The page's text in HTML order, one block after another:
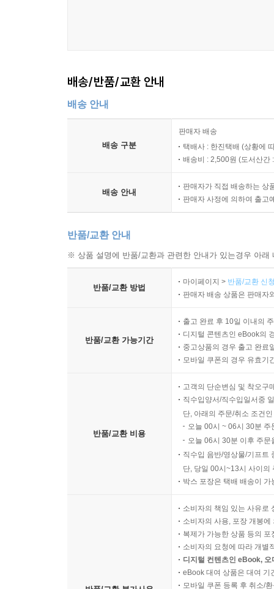
배송/반품/교환 안내
배송 안내
배송 구분
판매자 배송
택배사 : 한진택배 (상황에
배송비 : 2,500원 (도서산간
배송 안내
판매자가 직접 배송하는 상
판매자 사정에 의하여 출고
반품/교환 안내
※ 상품 설명에 반품/교환과 관련한 안내가 있는경우 아
반품/교환 방법
마이페이지 > 반품/교환 신
판매자 배송 상품은 판매자
반품/교환 가능기간
출고 완료 후 10일 이내의
디지털 콘텐츠인 eBook의
중고상품의 경우 출고 완료
모바일 쿠폰의 경우 유효기
반품/교환 비용
고객의 단순변심 및 착오구
직수입양서/직수입일서중
단, 아래의 주문/취소 조건
오늘 00시 ~ 06시 30분
오늘 06시 30분 이후 주
직수입 음반/영상물/기프트
단, 당일 00시~13시 사이의
박스 포장은 택배 배송이
소비자의 책임 있는 사유로
소비자의 사용, 포장 개봉
복제가 가능한 상품 등의
소비자의 요청에 따라 개별
디지털 컨텐츠인 eBook,
eBook 대여 상품은 대여 기
모바일 쿠폰 등록 후 취소/